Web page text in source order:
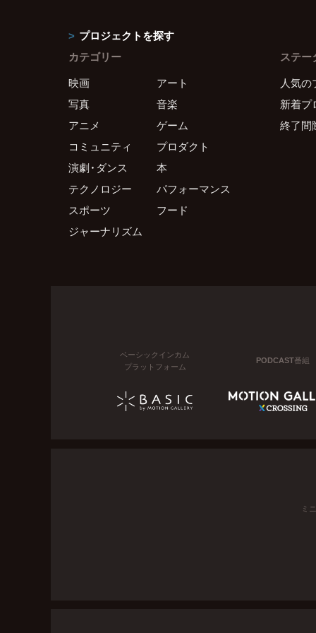
プロジェクトを探す
カテゴリー
映画
アート
写真
音楽
アニメ
ゲーム
コミュニティ
プロダクト
演劇・ダンス
本
テクノロジー
パフォーマンス
スポーツ
フード
ジャーナリズム
ステー
人気の
新着プ
終了間
ベーシックインカム
プラットフォーム
PODCAST番組
ミ